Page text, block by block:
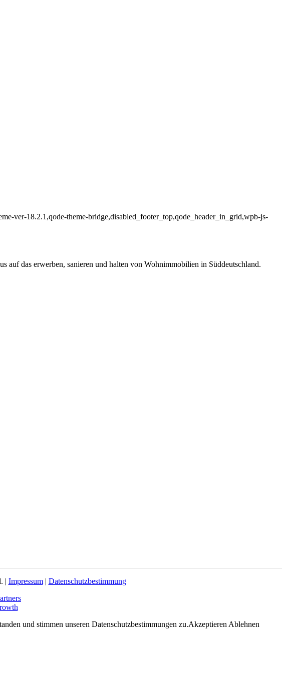
ver-18.2.1,qode-theme-bridge,disabled_footer_top,qode_header_in_grid,wpb-js-
auf das erwerben, sanieren und halten von Wohnimmobilien in Süddeutschland.
| Impressum| Datenschutzbestimmung
und stimmen unseren Datenschutzbestimmungen zu.Akzeptieren Ablehnen